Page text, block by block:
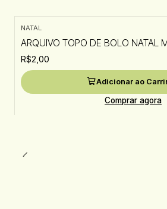
NATAL
ARQUIVO TOPO DE BOLO NATAL
R$2,00
Adicionar ao
Comprar agora